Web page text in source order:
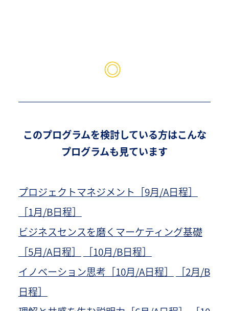
◎
このプログラムを検討している方はこんな
プログラムも見ています
プロジェクトマネジメント［9月/A日程］
［1月/B日程］
ビジネスセンスを磨くマーケティング基礎
［5月/A日程］
［10月/B日程］
イノベーション思考［10月/A日程］
［2月/B
日程］